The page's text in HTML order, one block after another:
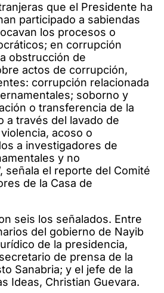
que el Presidente ha
participado a sabiendas
los procesos o
en corrupción
obstrucción de
actos de corrupción,
corrupción relacionada
soborno y
o transferencia de la
a través del lavado de
acoso o
a investigadores de
y no
señala el reporte del Comité
de la Casa de
seis los señalados. Entre
del gobierno de Nayib
de la presidencia,
de prensa de la
Sanabria; y el jefe de la
Ideas, Christian Guevara.